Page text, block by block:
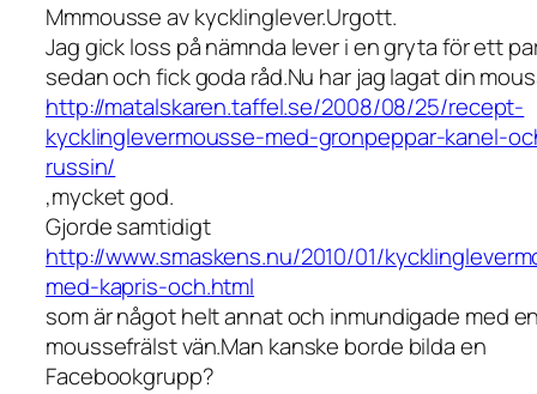
Mmmousse av kycklinglever.Urgott.
Jag gick loss på nämnda lever i en gryta för ett
sedan och fick goda råd.Nu har jag lagat din
http://matalskaren.taffel.se/2008/08/25/recept-
kycklinglevermousse-med-gronpeppar-kanel-
russin/
,mycket god.
Gjorde samtidigt
http://www.smaskens.nu/2010/01/
med-kapris-och.html
som är något helt annat och inmundigade med
moussefrälst vän.Man kanske borde bilda en
Facebookgrupp?